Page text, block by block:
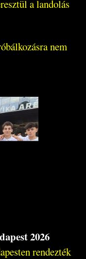
a landolás
nem
2026
rendezték